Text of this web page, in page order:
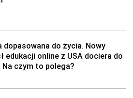
dopasowana do życia. Nowy
edukacji online z USA dociera do
Na czym to polega?